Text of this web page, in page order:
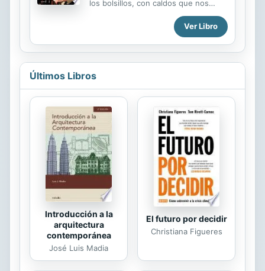
los bolsillos, con caldos que nos
invitan a celebrar y a compartir. En
esta nueva entrega de una guía que
se ha convertido en toda una
referencia, el premiado sumiller
David Seijas descorcha para nosotros
112 experiencias, 112 placeres, 112
descubrimientos para los sentidos.
Avalado por el Prix International de
Littérature Gastronomique
Ver Libro
Últimos Libros
Introducción a la
arquitectura
contemporánea
José Luis Madia
El futuro por decidir
Christiana Figueres